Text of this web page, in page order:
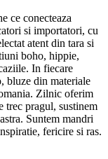
ce conecteaza
si importatori, cu
atent din tara si
boho, hippie,
In fiecare
bluze din materiale
Zilnic oferim
trec pragul, sustinem
Suntem mandri
fericire si ras.